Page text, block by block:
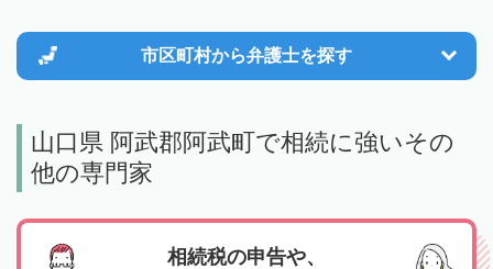
市区町村から弁護士を探す
山口県 阿武郡阿武町で相続に強いその
他の専門家
相続税の申告や、